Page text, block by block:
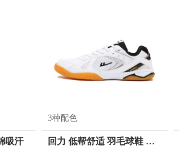
吸汗
3种配色
回力 低帮舒适 羽毛球鞋 WL-3498